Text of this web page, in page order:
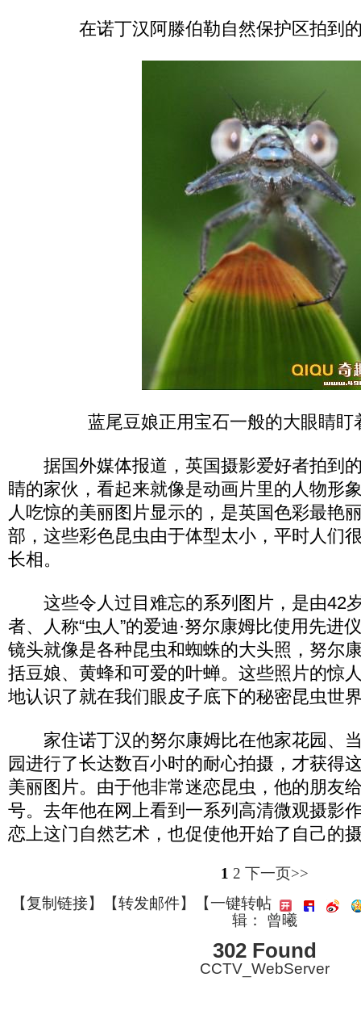
在诺丁汉阿滕伯勒自然保护区拍到
蓝尾豆娘正用宝石一般的大眼睛盯
据国外媒体报道，英国摄影爱好者拍到
睛的家伙，看起来就像是动画片里的人物形
人吃惊的美丽图片显示的，是英国色彩最艳
部，这些彩色昆虫由于体型太小，平时人们
长相。
这些令人过目难忘的系列图片，是由42
者、人称“虫人”的爱迪·努尔康姆比使用先进
镜头就像是各种昆虫和蜘蛛的大头照，努尔
括豆娘、黄蜂和可爱的叶蝉。这些照片的惊
地认识了就在我们眼皮子底下的秘密昆虫世
家住诺丁汉的努尔康姆比在他家花园、
园进行了长达数百小时的耐心拍摄，才获得
美丽图片。由于他非常迷恋昆虫，他的朋友
号。去年他在网上看到一系列高清微观摄影
恋上这门自然艺术，也促使他开始了自己的
1 2 下一页>>
【复制链接】【转发邮件】
【一键转帖
辑： 曾曦
302 Found
CCTV_WebServer